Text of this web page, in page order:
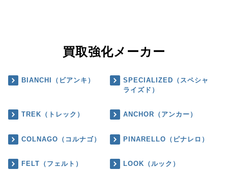
買取強化メーカー
BIANCHI（ビアンキ）
SPECIALIZED（スペシャ
ライズド）
TREK（トレック） ANCHOR（アンカー）
COLNAGO（コルナゴ） PINARELLO（ピナレロ）
FELT（フェルト） LOOK（ルック）